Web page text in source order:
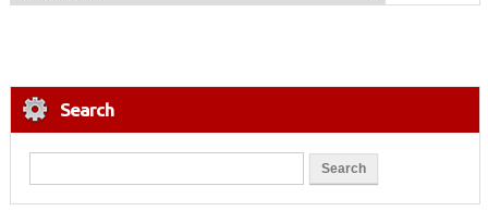
Search